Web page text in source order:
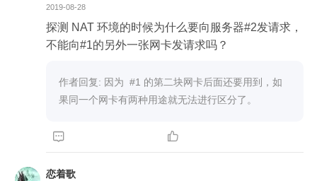
2019-08-28
探测 NAT 环境的时候为什么要向服务器#2发请求，
不能向#1的另外一张网卡发请求吗？
作者回复: 因为  #1 的第二块网卡后面还要用到，如
果同一个网卡有两种用途就无法进行区分了。
 
恋着歌